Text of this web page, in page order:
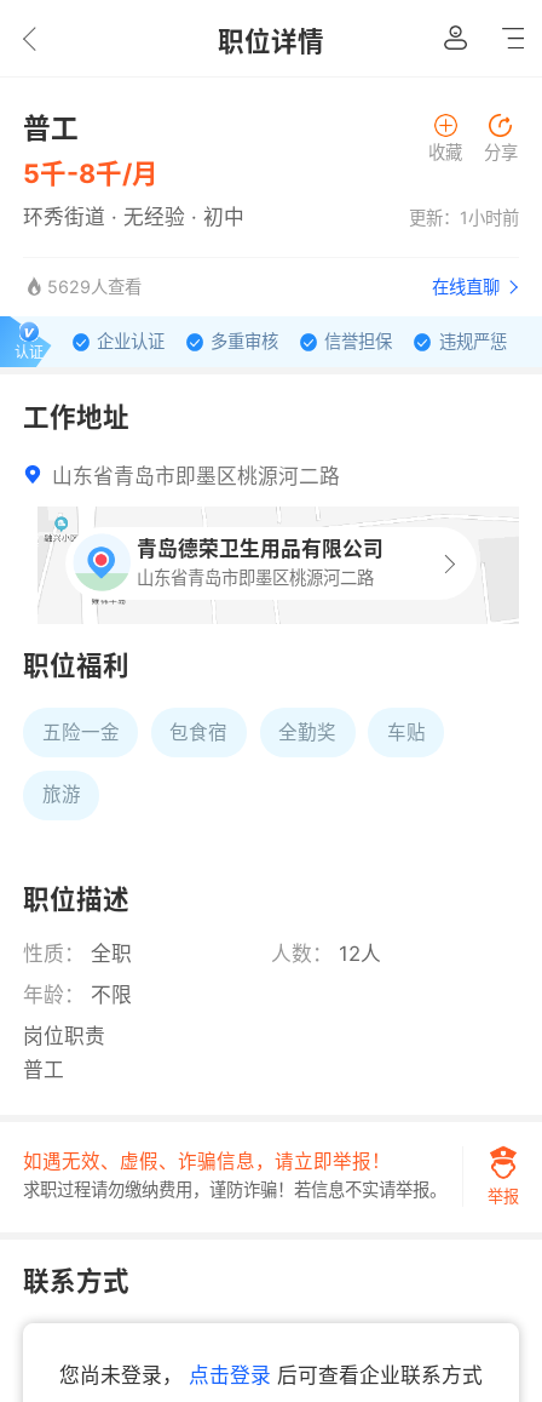
职位详情
收藏 分享
普工
5千-8千/月
环秀街道 · 无经验 · 初中 更新：1小时前
5629人查看 在线直聊
企业认证 多重审核 信誉担保 违规严惩
认证
工作地址
山东省青岛市即墨区桃源河二路
青岛德荣卫生用品有限公司
山东省青岛市即墨区桃源河二路
职位福利
五险一金 包食宿 全勤奖 车贴
旅游
职位描述
性质：全职 人数： 12人
年龄： 不限
岗位职责
普工
如遇无效、虚假、诈骗信息，请立即举报！
求职过程请勿缴纳费用，谨防诈骗！若信息不实请举报。 举报
联系方式
您尚未登录， 点击登录 后可查看企业联系方式